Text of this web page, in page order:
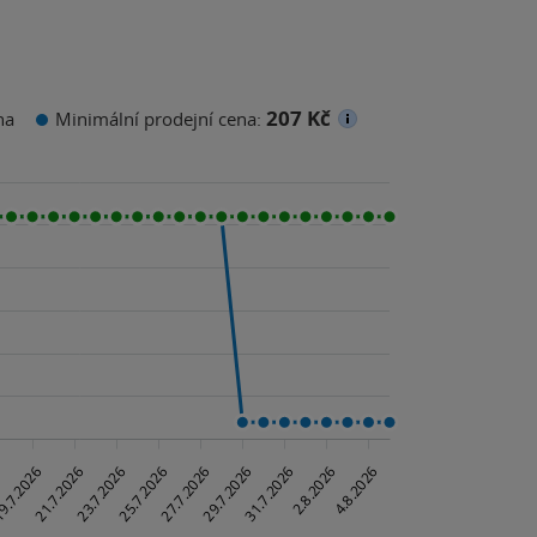
Minimální prodejní cena: 207 Kč